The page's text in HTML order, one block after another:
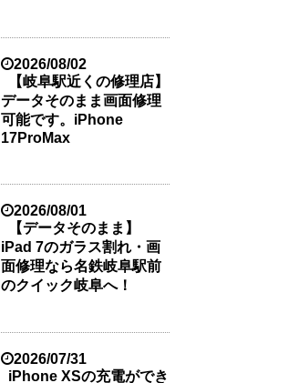
2026/08/02
【岐阜駅近くの修理店】
データそのまま画面修理
可能です。iPhone
17ProMax
2026/08/01
【データそのまま】
iPad 7のガラス割れ・画
面修理なら名鉄岐阜駅前
のクイック岐阜へ！
2026/07/31
iPhone XSの充電ができ